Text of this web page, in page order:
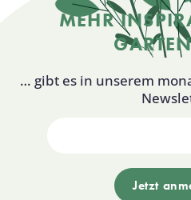
MEHR
… gibt es in unserem